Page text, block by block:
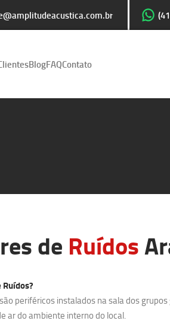
BlogFAQContato
de Ruídos
periféricos instalados na sala dos
ar do ambiente interno do local.